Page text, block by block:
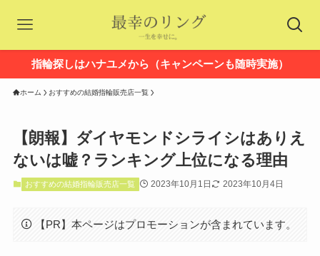
指輪探しはハナユメから（キャンペーンも随時実施）
ホーム おすすめの結婚指輪販売店一覧
【朗報】ダイヤモンドシライシはありえ
ないは嘘？ランキング上位になる理由
おすすめの結婚指輪販売店一覧 2023年10月1日 2023年10月4日
【PR】本ページはプロモーションが含まれています。